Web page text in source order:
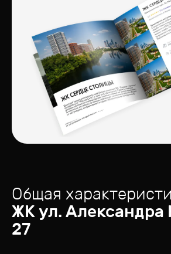
Общая
ЖКул. Александра
27